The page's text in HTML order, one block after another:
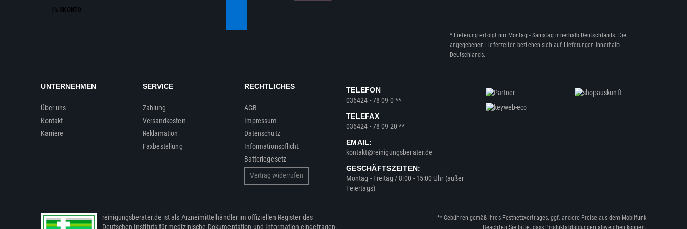
1% SKONTO
* Lieferung erfolgt nur Montag - Samstag innerhalb Deutschlands. Die
angegebenen Lieferzeiten beziehen sich auf Lieferungen innerhalb
Deutschlands.
UNTERNEHMEN
Über uns
Kontakt
Karriere
SERVICE
Zahlung
Versandkosten
Reklamation
Faxbestellung
RECHTLICHES
AGB
Impressum
Datenschutz
Informationspflicht
Batteriegesetz
Vertrag widerrufen
TELEFON
036424 - 78 09 0 **
TELEFAX
036424 - 78 09 20 **
EMAIL:
kontakt@reinigungsberater.de
GESCHÄFTSZEITEN:
Montag - Freitag / 8:00 - 15:00 Uhr (außer
Feiertags)
reinigungsberater.de ist als Arzneimittelhändler im offiziellen Register des
Deutschen Instituts für medizinische Dokumentation und Information eingetragen.
** Gebühren gemäß Ihres Festnetzvertrages, ggf. andere Preise aus dem Mobilfunk
Beachten Sie bitte, dass Produktabbildungen abweichen können.